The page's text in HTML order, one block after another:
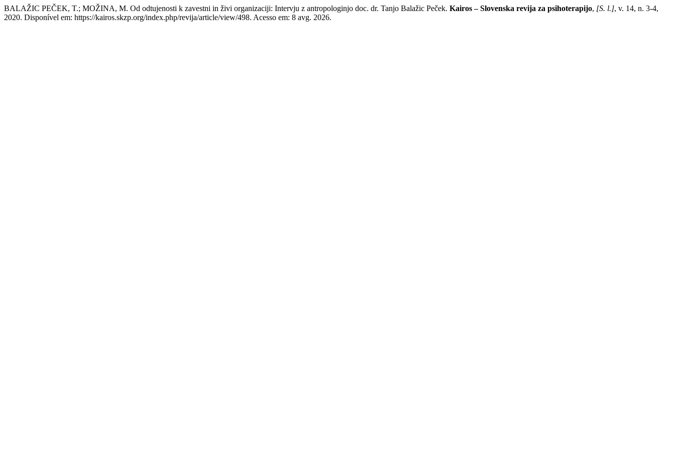
BALAŽIC PEČEK, T.; MOŽINA, M. Od odtujenosti k zavestni in živi organizaciji: Intervju z antropologinjo doc. dr. Tanjo Balažic Peček. Kairos – Slovenska revija za psihoterapijo, [S. l.], v. 14, n. 3-4,
2020. Disponível em: https://kairos.skzp.org/index.php/revija/article/view/498. Acesso em: 8 avg. 2026.